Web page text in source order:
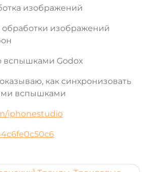
изображений
изображений
вспышками Godox
как синхронизовать
вспышками
iphonestudio